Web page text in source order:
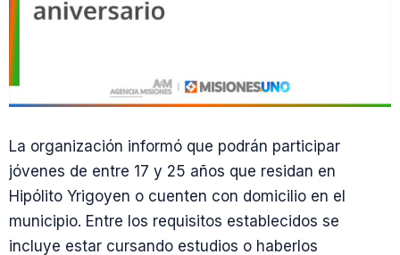
La organización informó que podrán participar
jóvenes de entre 17 y 25 años que residan en
Hipólito Yrigoyen o cuenten con domicilio en el
municipio. Entre los requisitos establecidos se
incluye estar cursando estudios o haberlos